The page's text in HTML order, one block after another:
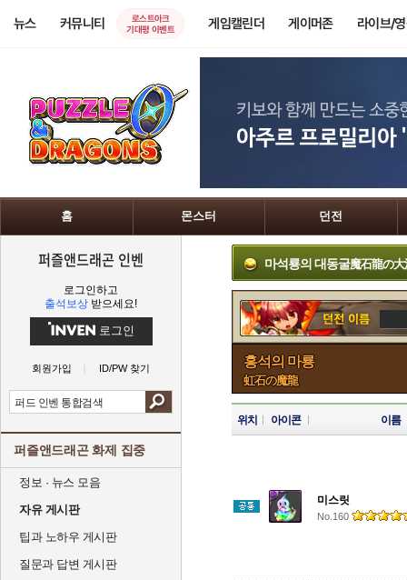
뉴스 커뮤니티
로스트아크
기대평 이벤트
게임캘린더 게이머존 라이브/
홈 몬스터 던전
퍼즐앤드래곤 인벤
로그인하고
출석보상 받으세요!
로그인
회원가입 ID/PW 찾기
퍼즐앤드래곤 화제 집중
정보 · 뉴스 모음
자유 게시판
팁과 노하우 게시판
질문과 답변 게시판
마석룡의 대동굴魔石龍の大
홍석의 마룡
虹石の魔龍
위치 아이콘 이름
미스릿
No.160